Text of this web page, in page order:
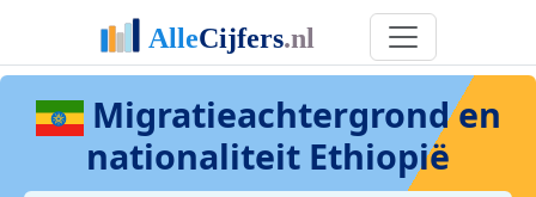
Migratieachtergrond en
nationaliteit Ethiopië